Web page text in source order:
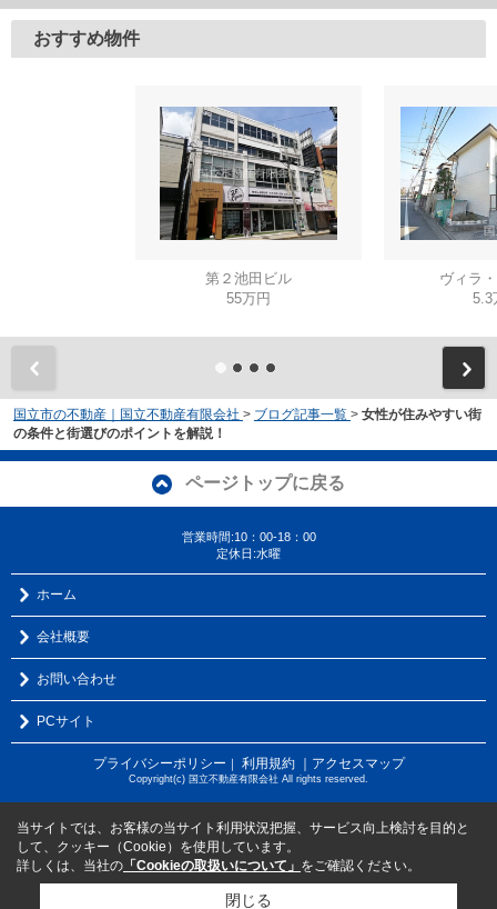
おすすめ物件
第２池田ビル
55万円
ヴィラ
5.3
国立市の不動産｜国立不動産有限会社 > ブログ記事一覧 > 女性が住みやすい街
の条件と街選びのポイントを解説！
ページトップに戻る
営業時間:10：00-18：00
定休日:水曜
ホーム
会社概要
お問い合わせ
PCサイト
プライバシーポリシー 利用規約 ｜アクセスマップ
Copyright(c) 国立不動産有限会社 All rights reserved.
当サイトでは、お客様の当サイト利用状況把握、サービス向上検討を目的と
して、クッキー（Cookie）を使用しています。
詳しくは、当社の 「Cookieの取扱いについて」 をご確認ください。
閉じる